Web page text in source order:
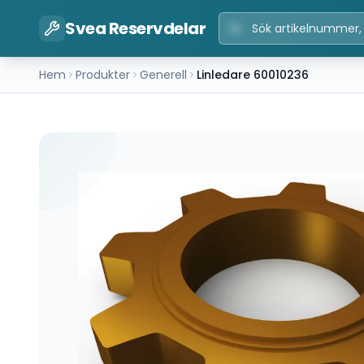
Svea Reservdelar
Hem Produkter Generell Linledare 60010236